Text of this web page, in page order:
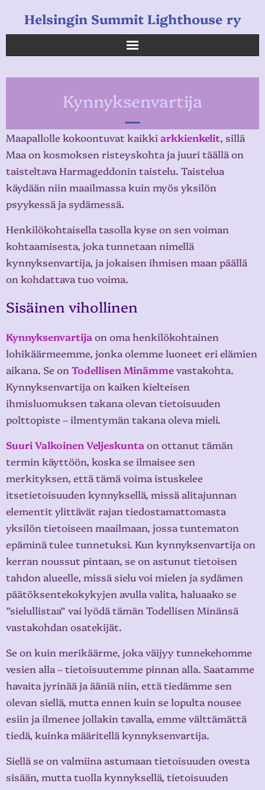
Helsingin Summit Lighthouse ry
Verkkokauppa
Uutiset
Linkkejä
Kynnyksenvartija
Maapallolle kokoontuvat kaikki arkkienkelit, sillä
Maa on kosmoksen risteyskohta ja juuri täällä on
taisteltava Harmageddonin taistelu. Taistelua
käydään niin maailmassa kuin myös yksilön
psyykessä ja sydämessä.
Henkilökohtaisella tasolla kyse on sen voiman
kohtaamisesta, joka tunnetaan nimellä
kynnyksenvartija, ja jokaisen ihmisen maan päällä
on kohdattava tuo voima.
Sisäinen vihollinen
Kynnyksenvartijaon oma henkilökohtainen
lohikäärmeemme, jonka olemme luoneet eri elämien
aikana. Se on Todellisen Minämmevastakohta.
Kynnyksenvartija on kaiken kielteisen
ihmisluomuksen takana olevan tietoisuuden
polttopiste – ilmentymän takana oleva mieli.
Suuri Valkoinen Veljeskuntaon ottanut tämän
termin käyttöön, koska se ilmaisee sen
merkityksen, että tämä voima istuskelee
itsetietoisuuden kynnyksellä, missä alitajunnan
elementit ylittävät rajan tiedostamattomasta
yksilön tietoiseen maailmaan, jossa tuntematon
epäminä tulee tunnetuksi. Kun kynnyksenvartija on
kerran noussut pintaan, se on astunut tietoisen
tahdon alueelle, missä sielu voi mielen ja sydämen
päätöksentekokykyjen avulla valita, haluaako se
”sielullistaa” vai lyödä tämän Todellisen Minänsä
vastakohdan osatekijät.
Se on kuin merikäärme, joka väijyy tunnekehomme
vesien alla – tietoisuutemme pinnan alla. Saatamme
havaita jyrinää ja ääniä niin, että tiedämme sen
olevan siellä, mutta ennen kuin se lopulta nousee
esiin ja ilmenee jollakin tavalla, emme välttämättä
tiedä, kuinka määritellä kynnyksenvartija.
Siellä se on valmiina astumaan tietoisuuden ovesta
sisään, mutta tuolla kynnyksellä, tietoisuuden